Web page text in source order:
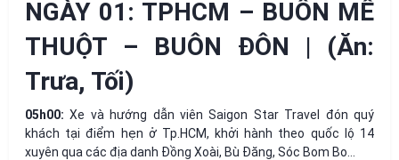
NGÀY 01: TPHCM – BUÔN MÊ
THUỘT – BUÔN ĐÔN | (Ăn:
Trưa, Tối)
05h00: Xe và hướng dẫn viên Saigon Star Travel đón quý
khách tại điểm hẹn ở Tp.HCM, khởi hành theo quốc lộ 14
xuyên qua các địa danh Đồng Xoài, Bù Đăng, Sóc Bom Bo…